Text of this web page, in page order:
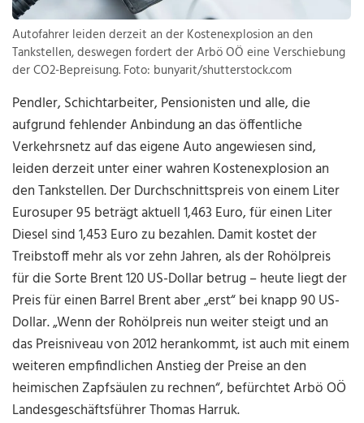
Autofahrer leiden derzeit an der Kostenexplosion an den
Tankstellen, deswegen fordert der Arbö OÖ eine Verschiebung
der CO2-Bepreisung. Foto: bunyarit/shutterstock.com
Pendler, Schichtarbeiter, Pensionisten und alle, die
aufgrund fehlender Anbindung an das öffentliche
Verkehrsnetz auf das eigene Auto angewiesen sind,
leiden derzeit unter einer wahren Kostenexplosion an
den Tankstellen. Der Durchschnittspreis von einem Liter
Eurosuper 95 beträgt aktuell 1,463 Euro, für einen Liter
Diesel sind 1,453 Euro zu bezahlen. Damit kostet der
Treibstoff mehr als vor zehn Jahren, als der Rohölpreis
für die Sorte Brent 120 US-Dollar betrug – heute liegt der
Preis für einen Barrel Brent aber „erst“ bei knapp 90 US-
Dollar. „Wenn der Rohölpreis nun weiter steigt und an
das Preisniveau von 2012 herankommt, ist auch mit einem
weiteren empfindlichen Anstieg der Preise an den
heimischen Zapfsäulen zu rechnen“, befürchtet Arbö OÖ
Landesgeschäftsführer Thomas Harruk.